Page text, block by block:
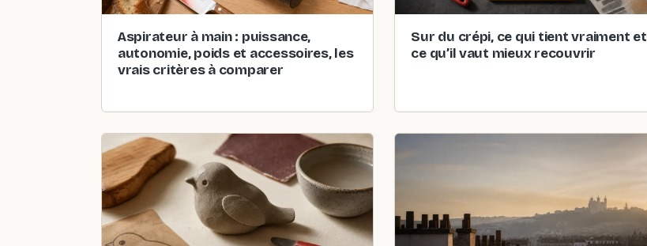
Aspirateur à main : puissance,
autonomie, poids et accessoires, les
vrais critères à comparer
Sur du crépi, ce qui tient vraiment et
ce qu’il vaut mieux recouvrir